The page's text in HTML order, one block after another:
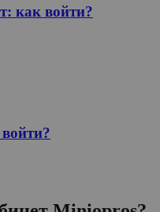
как войти?